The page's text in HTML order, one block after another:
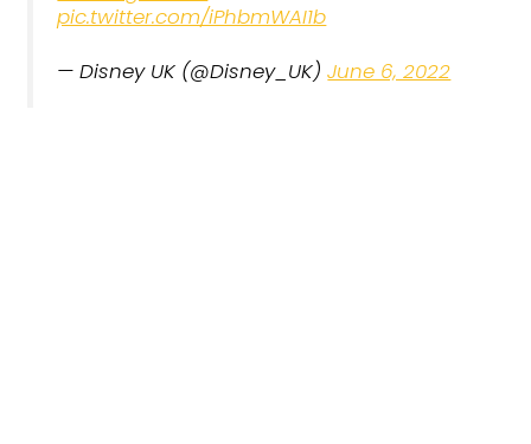
pic.twitter.com/iPhbmWAI1b
— Disney UK (@Disney_UK)June 6, 2022